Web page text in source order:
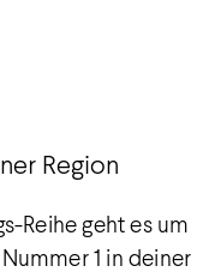
Region
Reihe geht es um
1 in deiner